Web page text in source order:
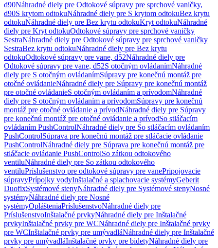
d90Náhradné diely pre Odtokové súpravy pre sprchové vaničky,
d90S krytom odtokuNáhradné diely pre S krytom odtokuBez krytu
odtokuNáhradné diely pre Bez krytu odtokuKryt odtokuNáhradné
diely pre Kryt odtokuOdtokové súpravy pre sprchové vaničky
SestraNáhradné diely pre Odtokové súpravy pre sprchové vaničky
SestraBez krytu odtokuNáhradné diely pre Bez krytu
odtokuOdtokové súpravy pre vane, d52Náhradné diely pre
Odtokové súpravy pre vane, d52S otočným ovládanímNáhradné
diely pre S otočným ovládanímSúpravy pre konečnú montáž pre
otočné ovládanieNáhradné diely pre Súpravy pre konečnú montáž
pre otočné ovládanieS otočným ovládaním a prívodomNáhradné
diely pre S otočným ovládaním a prívodomSúpravy pre konečnú
montáž pre otočné ovládanie a prívodNáhradné diely pre Súpravy
pre konečnú montáž pre otočné ovládanie a prívodSo stláčacím
ovládaním PushControlNáhradné diely pre So stláčacím ovládaním
PushControlSúprava pre konečnú montáž pre stláčacie ovládanie
PushControlNáhradné diely pre Súprava pre konečnú montáž pre
stláčacie ovládanie PushControlSo zátkou odtokového
ventiluNáhradné diely pre So zátkou odtokového
ventiluPríslušenstvo pre odtokové súpravy pre vanePripojovacie
súpravyPrípojky vodyInštalačné a splachovacie systémyGeberit
DuofixSystémové stenyNáhradné diely pre Systémové stenyNosné
systémyNáhradné diely pre Nosné
systémyOplášteniaPríslušenstvoNáhradné diely pre
PríslušenstvoInštalačné prvkyNáhradné diely pre Inštalačné
prvkyInštalačné prvky pre WCNáhradné diely pre Inštalačné prvky
pre WCInštalačné prvky pre umývadláNáhradné diely pre Inštalačné
prvky pre umývadláInštalačné prvky pre bidetyNáhradné diely pre